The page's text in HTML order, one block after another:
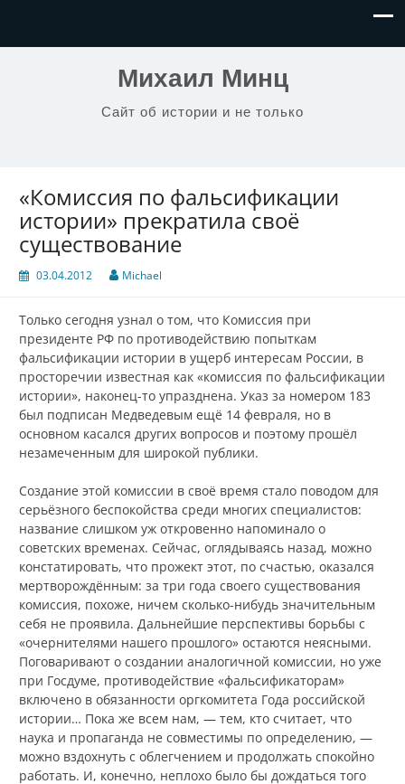
Михаил Минц
Сайт об истории и не только
«Комиссия по фальсификации
истории» прекратила своё
существование
03.04.2012 Michael
Только сегодня узнал о том, что Комиссия при
президенте РФ по противодействию попыткам
фальсификации истории в ущерб интересам России, в
просторечии известная как «комиссия по фальсификации
истории», наконец-то упразднена. Указ за номером 183
был подписан Медведевым ещё 14 февраля, но в
основном касался других вопросов и поэтому прошёл
незамеченным для широкой публики.
Создание этой комиссии в своё время стало поводом для
серьёзного беспокойства среди многих специалистов:
название слишком уж откровенно напоминало о
советских временах. Сейчас, оглядываясь назад, можно
констатировать, что прожект этот, по счастью, оказался
мертворождённым: за три года своего существования
комиссия, похоже, ничем сколько-нибудь значительным
себя не проявила. Дальнейшие перспективы борьбы с
«очернителями нашего прошлого» остаются неясными.
Поговаривают о создании аналогичной комиссии, но уже
при Госдуме, противодействие «фальсификаторам»
включено в обязанности оргкомитета Года российской
истории… Пока же всем нам, — тем, кто считает, что
наука и пропаганда не совместимы по определению, —
можно вздохнуть с облегчением и продолжать спокойно
работать. И, конечно, неплохо было бы дождаться того